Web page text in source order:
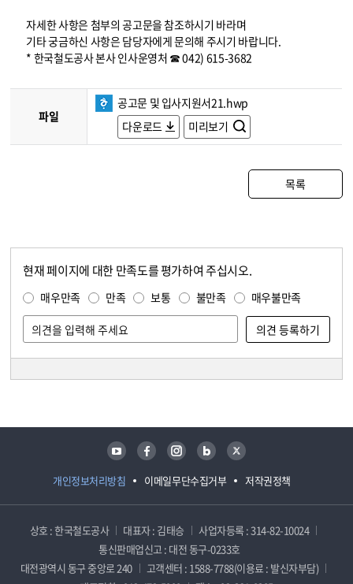
자세한 사항은 첨부의 공고문을 참조하시기 바라며
기타 궁금하신 사항은 담당자에게 문의해 주시기 바랍니다.
* 한국철도공사 본사 인사운영처 ☎ 042) 615-3682
파일
공고문 및 입사지원서21.hwp
다운로드
미리보기
목록
현재 페이지에 대한 만족도를 평가하여 주십시오.
매우만족 만족 보통 불만족 매우불만족
개인정보처리방침 이메일무단수집거부 저작권정책
유튜브 페이스북 인스타그램 블로그 트위터
상호 : 한국철도공사 대표자 : 김태승
사업자등록 : 314-82-10024
통신판매업신고 : 대전 동구-0233호
대전광역시 동구 중앙로 240
고객센터 : 1588-7788(이용료 : 발신자부담)